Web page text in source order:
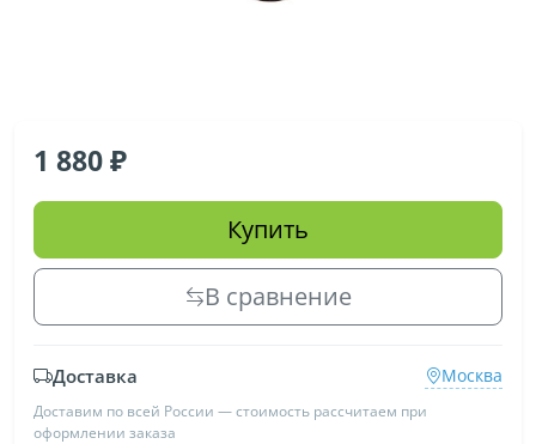
1 880
Купить
В сравнение
Доставка Москва
Доставим по всей России — стоимость рассчитаем при
оформлении заказа